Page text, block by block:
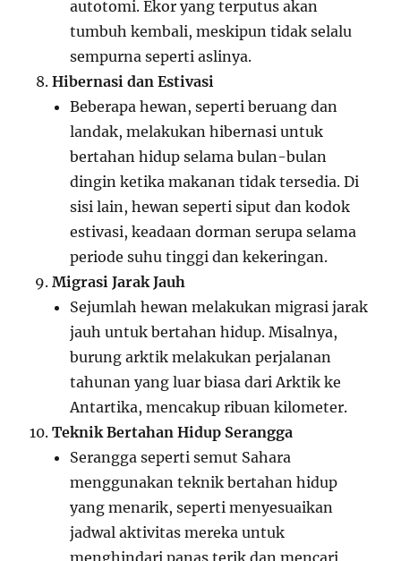
autotomi. Ekor yang terputus akan
tumbuh kembali, meskipun tidak selalu
sempurna seperti aslinya.
Hibernasi dan Estivasi
Beberapa hewan, seperti beruang dan
landak, melakukan hibernasi untuk
bertahan hidup selama bulan-bulan
dingin ketika makanan tidak tersedia. Di
sisi lain, hewan seperti siput dan kodok
estivasi, keadaan dorman serupa selama
periode suhu tinggi dan kekeringan.
Migrasi Jarak Jauh
Sejumlah hewan melakukan migrasi jarak
jauh untuk bertahan hidup. Misalnya,
burung arktik melakukan perjalanan
tahunan yang luar biasa dari Arktik ke
Antartika, mencakup ribuan kilometer.
Teknik Bertahan Hidup Serangga
Serangga seperti semut Sahara
menggunakan teknik bertahan hidup
yang menarik, seperti menyesuaikan
jadwal aktivitas mereka untuk
menghindari panas terik dan mencari